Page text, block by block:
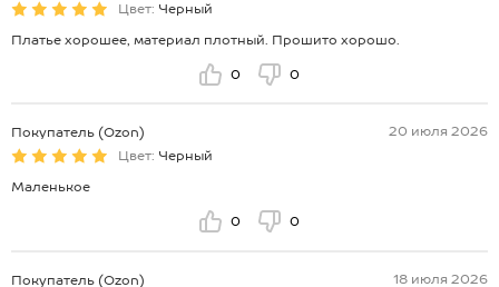
Цвет: Черный
Платье хорошее, материал плотный. Прошито хорошо.
0 0
Покупатель (Ozon)
20 июля 2026
Цвет: Черный
Маленькое
0 0
Покупатель (Ozon)
18 июля 2026